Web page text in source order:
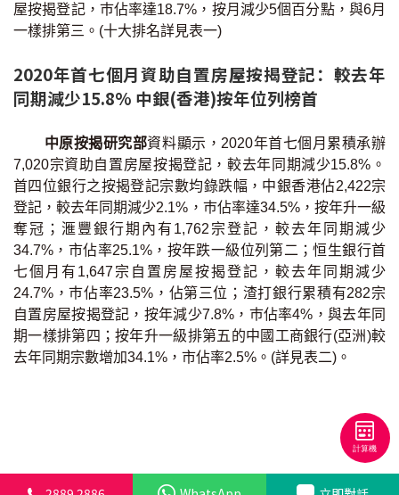
統計數據庫
按揭快趣智識
樓按專欄
按揭百科
實時銀行資訊
裝修·保險優惠
免費裝修轉介服務
屋按揭登記，巿佔率達18.7%，按月減少5個百分點，與6月
一樣排第三。(十大排名詳見表一)
2020年首七個月資助自置房屋按揭登記：較去年
同期減少15.8% 中銀(香港)按年位列榜首
中原按揭研究部資料顯示，2020年首七個月累積承辦
7,020宗資助自置房屋按揭登記，較去年同期減少15.8%。
首四位銀行之按揭登記宗數均錄跌幅，中銀香港佔2,422宗
登記，較去年同期減少2.1%，巿佔率達34.5%，按年升一級
奪冠；滙豐銀行期內有1,762宗登記，較去年同期減少
34.7%，市佔率25.1%，按年跌一級位列第二；恒生銀行首
七個月有1,647宗自置房屋按揭登記，較去年同期減少
24.7%，巿佔率23.5%，佔第三位；渣打銀行累積有282宗
自置房屋按揭登記，按年減少7.8%，巿佔率4%，與去年同
期一樣排第四；按年升一級排第五的中國工商銀行(亞洲)較
去年同期宗數增加34.1%，市佔率2.5%。(詳見表二)。